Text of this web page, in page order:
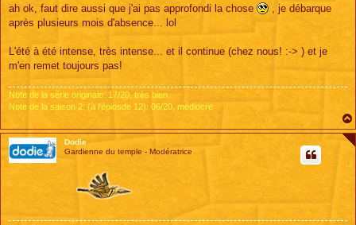
s
a
ah ok, faut dire aussi que j'ai pas approfondi la chose
, je débarque
après plusieurs mois d'absence... lol
L'été à été intense, très intense... et il continue (chez nous! :-> ) et je
m'en remet toujours pas!
Note de la série originale: 17/20, très bien
Note de la saison 2: (à l'épiosde 12): 06/20, médiocre
Dodie
Gardienne du temple - Modératrice